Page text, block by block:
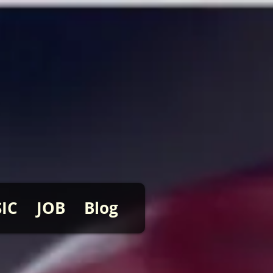
JOB Blog